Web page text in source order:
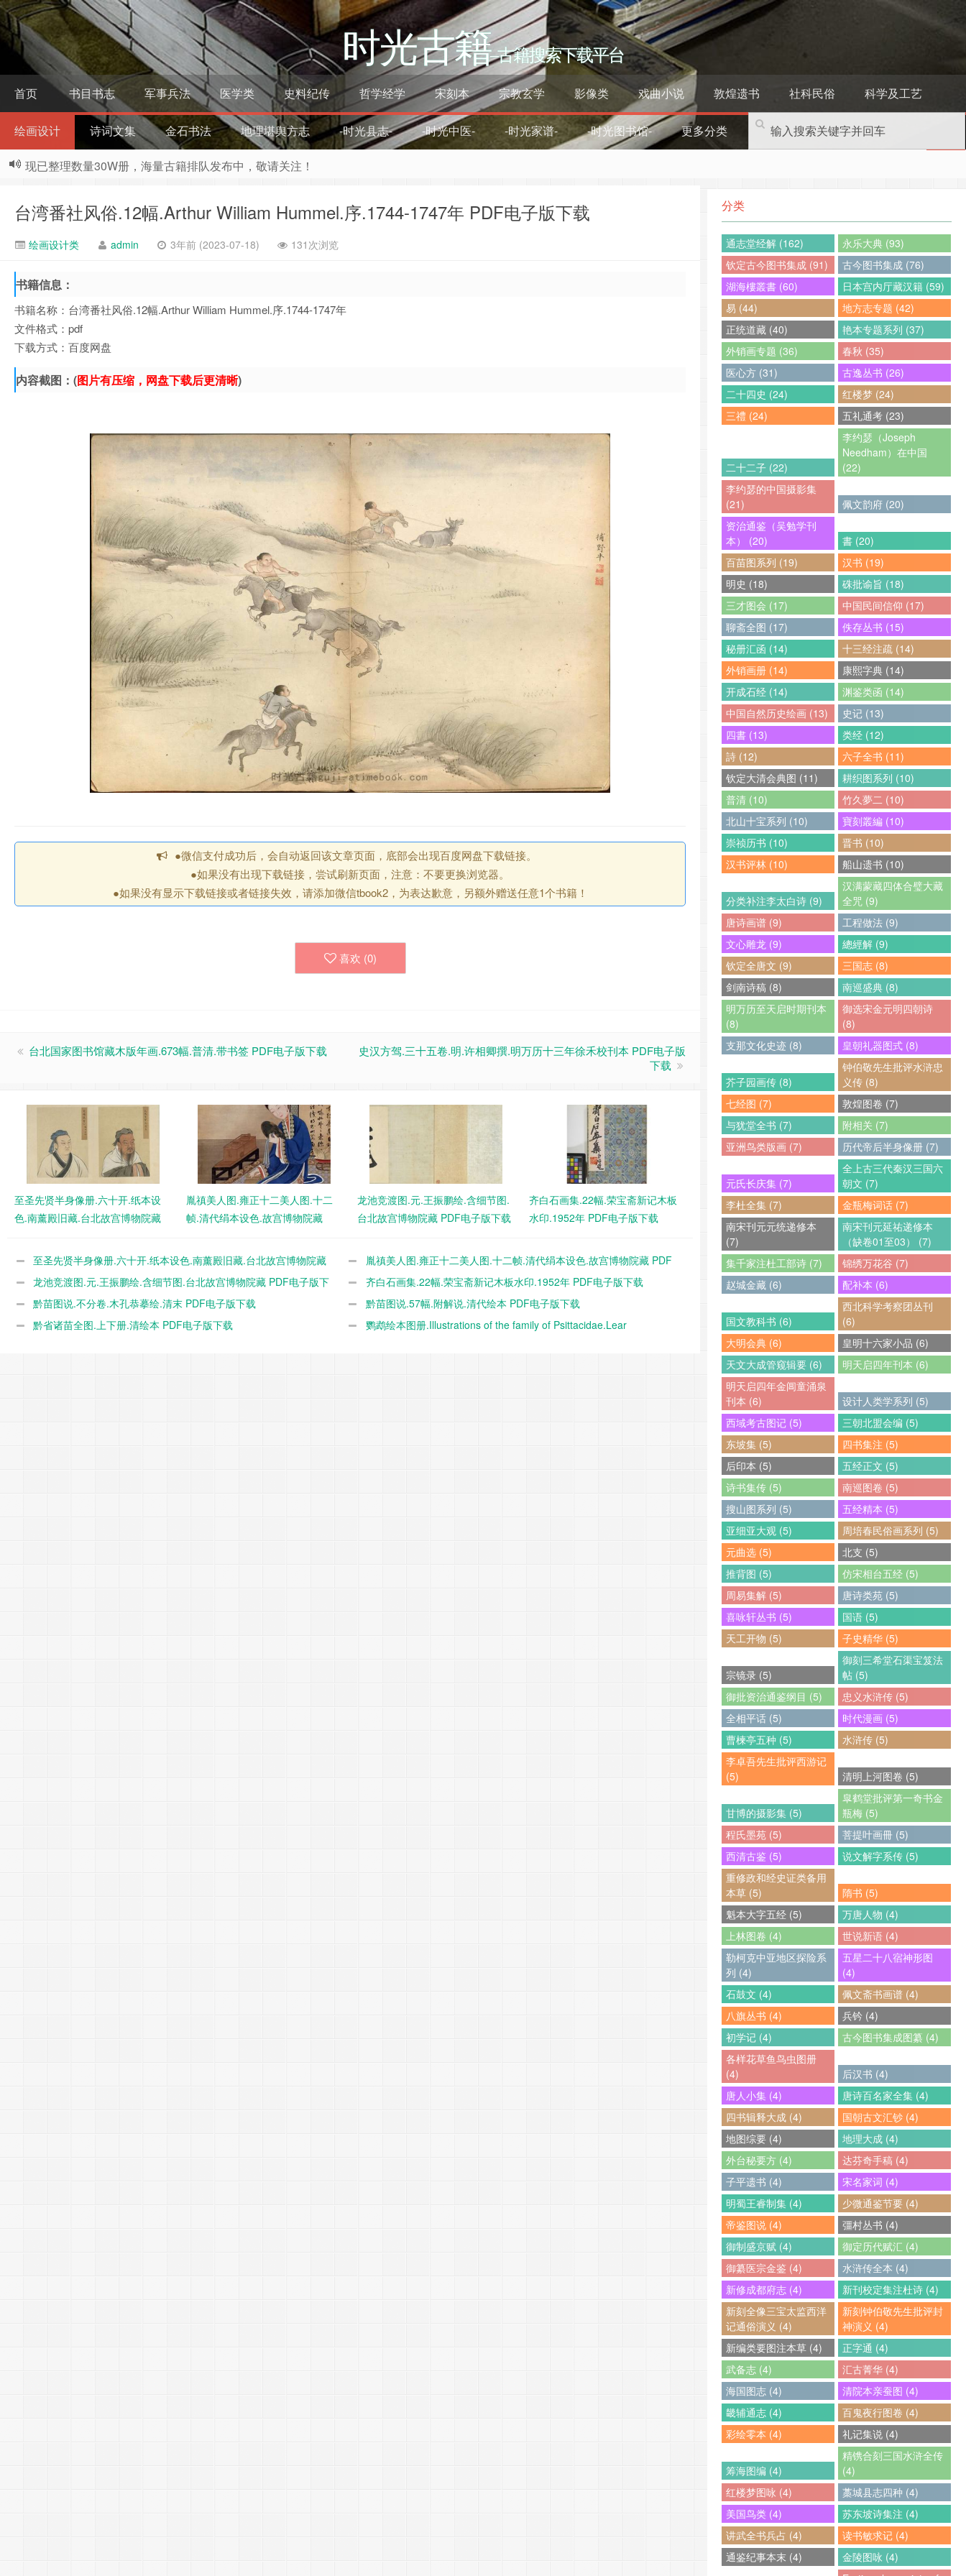
时光古籍–古籍搜索下载平台
首页 书目书志 军事兵法 医学类 史料纪传 哲学经学 宋刻本 宗教玄学 影像类 戏曲小说 敦煌遗书 社科民俗 科学及工艺
绘画设计 诗词文集 金石书法 地理堪舆方志 -时光县志- -时光中医- -时光家谱- -时光图书馆- 更多分类
现已整理数量30W册，海量古籍排队发布中，敬请关注！
台湾番社风俗.12幅.Arthur William Hummel.序.1744-1747年 PDF电子版下载
绘画设计类 admin 3年前 (2023-07-18) 131次浏览
书籍信息：
书籍名称：台湾番社风俗.12幅.Arthur William Hummel.序.1744-1747年
文件格式：pdf
下载方式：百度网盘
内容截图：(图片有压缩，网盘下载后更清晰)
●微信支付成功后，会自动返回该文章页面，底部会出现百度网盘下载链接。
●如果没有出现下载链接，尝试刷新页面，注意：不要更换浏览器。
●如果没有显示下载链接或者链接失效，请添加微信tbook2，为表达歉意，另额外赠送任意1个书籍！
喜欢 (0)
台北国家图书馆藏木版年画.673幅.普清.带书签 PDF电子版下载
史汉方驾.三十五卷.明.许相卿撰.明万历十三年徐禾校刊本 PDF电子版
下载
至圣先贤半身像册.六十开.纸本设
色.南薰殿旧藏.台北故宫博物院藏
胤禛美人图.雍正十二美人图.十二
帧.清代绢本设色.故宫博物院藏
龙池竞渡图.元.王振鹏绘.含细节图.
台北故宫博物院藏 PDF电子版下载
齐白石画集.22幅.荣宝斋新记木板
水印.1952年 PDF电子版下载
至圣先贤半身像册.六十开.纸本设色.南薰殿旧藏.台北故宫博物院藏
PDF电子版下载
胤禛美人图.雍正十二美人图.十二帧.清代绢本设色.故宫博物院藏 PDF
电子版下载
龙池竞渡图.元.王振鹏绘.含细节图.台北故宫博物院藏 PDF电子版下
载
齐白石画集.22幅.荣宝斋新记木板水印.1952年 PDF电子版下载
黔苗图说.不分卷.木孔恭摹绘.清末 PDF电子版下载
黔苗图说.57幅.附解说.清代绘本 PDF电子版下载
黔省诸苗全图.上下册.清绘本 PDF电子版下载
鹦鹉绘本图册.Illustrations of the family of Psittacidae.Lear
分类
通志堂经解 (162)
永乐大典 (93)
钦定古今图书集成 (91)
古今图书集成 (76)
湖海樓叢書 (60)
日本宫内厅藏汉籍 (59)
易 (44)
地方志专题 (42)
正统道藏 (40)
艳本专题系列 (37)
外销画专题 (36)
春秋 (35)
医心方 (31)
古逸丛书 (26)
二十四史 (24)
红楼梦 (24)
三禮 (24)
五礼通考 (23)
二十二子 (22)
李约瑟（Joseph
Needham）在中国
(22)
李约瑟的中国摄影集
(21)
佩文韵府 (20)
资治通鉴（吴勉学刊
本） (20)
書 (20)
百苗图系列 (19)
汉书 (19)
明史 (18)
硃批谕旨 (18)
三才图会 (17)
中国民间信仰 (17)
聊斋全图 (17)
佚存丛书 (15)
秘册汇函 (14)
十三经注疏 (14)
外销画册 (14)
康熙字典 (14)
开成石经 (14)
渊鉴类函 (14)
中国自然历史绘画 (13)
史记 (13)
四書 (13)
类经 (12)
詩 (12)
六子全书 (11)
钦定大清会典图 (11)
耕织图系列 (10)
普清 (10)
竹久夢二 (10)
北山十宝系列 (10)
寶刻叢編 (10)
崇祯历书 (10)
晋书 (10)
汉书评林 (10)
船山遗书 (10)
分类补注李太白诗 (9)
汉满蒙藏四体合璧大藏
全咒 (9)
唐诗画谱 (9)
工程做法 (9)
文心雕龙 (9)
總經解 (9)
钦定全唐文 (9)
三国志 (8)
剑南诗稿 (8)
南巡盛典 (8)
明万历至天启时期刊本
(8)
御选宋金元明四朝诗
(8)
支那文化史迹 (8)
皇朝礼器图式 (8)
芥子园画传 (8)
钟伯敬先生批评水浒忠
义传 (8)
七经图 (7)
敦煌图卷 (7)
与犹堂全书 (7)
附相关 (7)
亚洲鸟类版画 (7)
历代帝后半身像册 (7)
元氏长庆集 (7)
全上古三代秦汉三国六
朝文 (7)
李杜全集 (7)
金瓶梅词话 (7)
南宋刊元元统递修本
(7)
南宋刊元延祐递修本
（缺卷01至03） (7)
集千家注杜工部诗 (7)
锦绣万花谷 (7)
赵城金藏 (6)
配补本 (6)
国文教科书 (6)
西北科学考察团丛刊
(6)
大明会典 (6)
皇明十六家小品 (6)
天文大成管窥辑要 (6)
明天启四年刊本 (6)
明天启四年金阊童涌泉
刊本 (6)
设计人类学系列 (5)
西域考古图记 (5)
三朝北盟会编 (5)
东坡集 (5)
四书集注 (5)
后印本 (5)
五经正文 (5)
诗书集传 (5)
南巡图卷 (5)
搜山图系列 (5)
五经精本 (5)
亚细亚大观 (5)
周培春民俗画系列 (5)
元曲选 (5)
北支 (5)
推背图 (5)
仿宋相台五经 (5)
周易集解 (5)
唐诗类苑 (5)
喜咏轩丛书 (5)
国语 (5)
天工开物 (5)
子史精华 (5)
宗镜录 (5)
御刻三希堂石渠宝笈法
帖 (5)
御批资治通鉴纲目 (5)
忠义水浒传 (5)
全相平话 (5)
时代漫画 (5)
曹楝亭五种 (5)
水浒传 (5)
李卓吾先生批评西游记
(5)
清明上河图卷 (5)
甘博的摄影集 (5)
皐鹤堂批评第一奇书金
瓶梅 (5)
程氏墨苑 (5)
菩提叶画冊 (5)
西清古鉴 (5)
说文解字系传 (5)
重修政和经史证类备用
本草 (5)
隋书 (5)
魁本大字五经 (5)
万唐人物 (4)
上林图卷 (4)
世说新语 (4)
勒柯克中亚地区探险系
列 (4)
五星二十八宿神形图
(4)
石鼓文 (4)
佩文斋书画谱 (4)
八旗丛书 (4)
兵钤 (4)
初学记 (4)
古今图书集成图纂 (4)
各样花草鱼鸟虫图册
(4)
后汉书 (4)
唐人小集 (4)
唐诗百名家全集 (4)
四书辑释大成 (4)
国朝古文汇钞 (4)
地图综要 (4)
地理大成 (4)
外台秘要方 (4)
达芬奇手稿 (4)
子平遗书 (4)
宋名家词 (4)
明蜀王睿制集 (4)
少微通鉴节要 (4)
帝鉴图说 (4)
彊村丛书 (4)
御制盛京赋 (4)
御定历代赋汇 (4)
御纂医宗金鉴 (4)
水浒传全本 (4)
新修成都府志 (4)
新刊校定集注杜诗 (4)
新刻全像三宝太监西洋
记通俗演义 (4)
新刻钟伯敬先生批评封
神演义 (4)
新编类要图注本草 (4)
正字通 (4)
武备志 (4)
汇古菁华 (4)
海国图志 (4)
清院本亲蚕图 (4)
畿辅通志 (4)
百鬼夜行图卷 (4)
彩绘零本 (4)
礼记集说 (4)
筹海图编 (4)
精镌合刻三国水浒全传
(4)
红楼梦图咏 (4)
藁城县志四种 (4)
美国鸟类 (4)
苏东坡诗集注 (4)
讲武全书兵占 (4)
读书敏求记 (4)
通鉴纪事本末 (4)
金陵图咏 (4)